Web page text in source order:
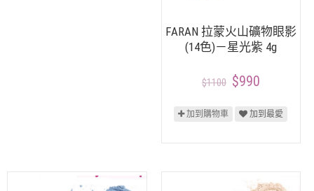
FARAN 拉蒙火山礦物眼影
(14色)－星光紫 4g
$1100 $990
加到購物車 加到最愛